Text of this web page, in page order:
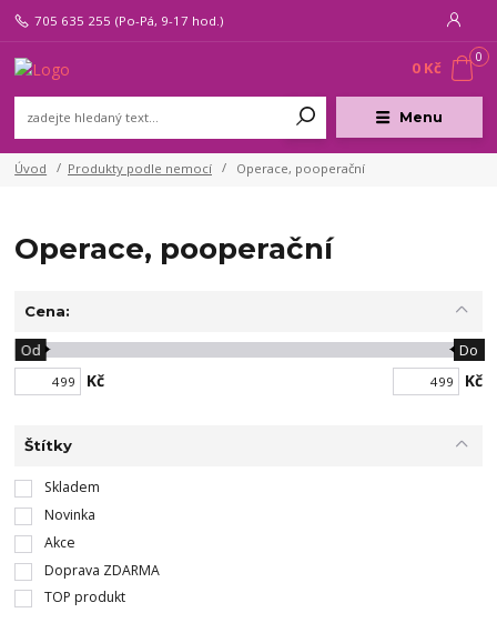
Menu
705 635 255 (Po-Pá, 9-17 hod.)
0
0 Kč
Úvod Produkty podle nemocí Operace, pooperační
Operace, pooperační
Cena:
Kč
Od Do
Kč
Štítky
Skladem
Novinka
Akce
Doprava ZDARMA
TOP produkt